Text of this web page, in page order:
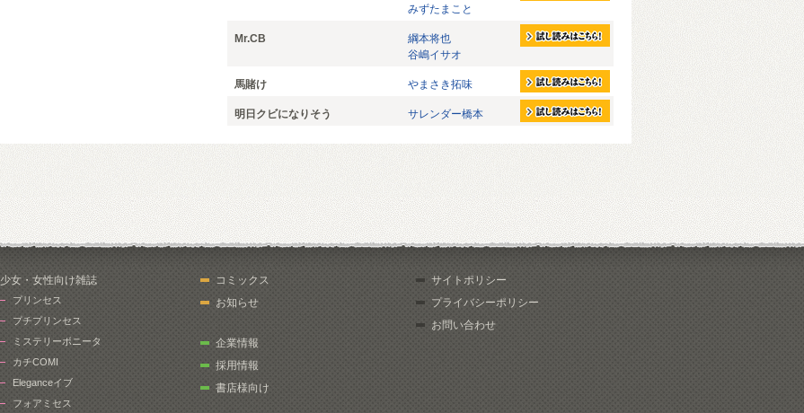
みずたまこと
Mr.CB
綱本将也
谷嶋イサオ
馬賭け やまさき拓味
明日クビになりそう サレンダー橋本
少女・女性向け雑誌
プリンセス
プチプリンセス
ミステリーボニータ
カチCOMI
Eleganceイブ
フォアミセス
コミックス
お知らせ
企業情報
採用情報
書店様向け
サイトポリシー
プライバシーポリシー
お問い合わせ